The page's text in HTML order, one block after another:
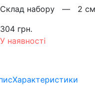
Склад набору — 2
304 грн.
У наявності
Характеристики